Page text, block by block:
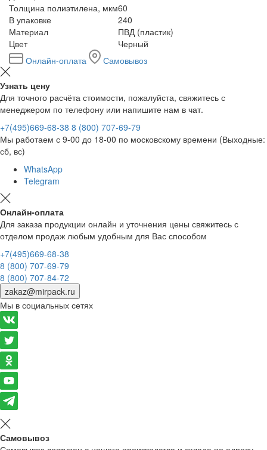
Толщина полиэтилена, мкм60
В упаковке
240
Материал
ПВД (пластик)
Цвет
Черный
Онлайн-оплата
Самовывоз
Узнать цену
Для точного расчёта стоимости, пожалуйста, свяжитесь с
менеджером по телефону или напишите нам в чат.
+7(495)669-68-38 8 (800) 707-69-79
Мы работаем с 9-00 до 18-00 по московскому времени (Выходные:
сб, вс)
WhatsApp
Telegram
Онлайн-оплата
Для заказа продукции онлайн и уточнения цены свяжитесь с
отделом продаж любым удобным для Вас способом
+7(495)669-68-38
8 (800) 707-69-79
8 (800) 707-84-72
zakaz@mirpack.ru
Мы в социальных сетях
Самовывоз